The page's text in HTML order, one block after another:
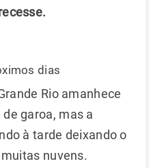
dias
Rio amanhece
garoa, mas a
à tarde deixando o
nuvens.